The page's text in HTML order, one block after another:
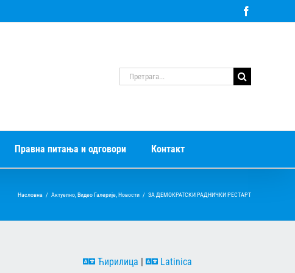
Претрага
за:
Правна питања и одговори Контакт
Насловна / Актуелно,Видео Галерије,Новости / ЗА ДЕМОКРАТСКИ РАДНИЧКИ РЕСТАРТ
Ћирилица Latinica